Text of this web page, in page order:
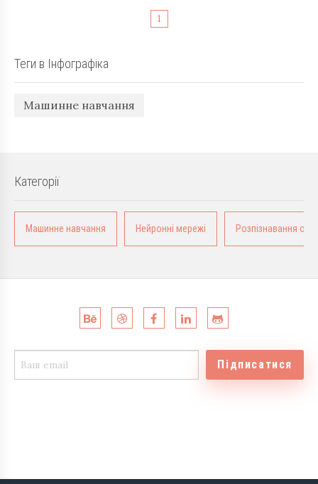
1
Теги в Інфографіка
Машинне навчання
Категорії
Машинне навчання Нейронні мережі Розпізнавання
Підписатися